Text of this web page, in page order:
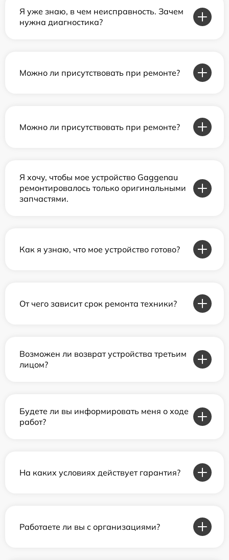
Я уже знаю, в чем неисправность. Зачем
нужна диагностика?
Можно ли присутствовать при ремонте?
Можно ли присутствовать при ремонте?
Я хочу, чтобы мое устройство Gaggenau
ремонтировалось только оригинальными
запчастями.
Как я узнаю, что мое устройство готово?
От чего зависит срок ремонта техники?
Возможен ли возврат устройства третьим
лицом?
Будете ли вы информировать меня о ходе
работ?
На каких условиях действует гарантия?
Работаете ли вы с организациями?